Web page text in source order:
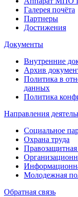
Галерея почёта
Партнеры
Достижения
Документы
Внутренние
Архив
Политика в
данных
Политика
Направления
Социальное
Охрана труда
Правозащитная
Молодежная
Обратная связь